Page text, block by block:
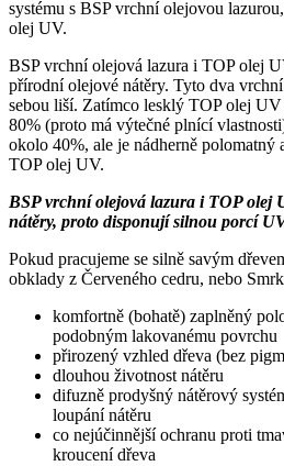
systému s BSP vrchní olejovou
olej UV.
BSP vrchní olejová lazura i TOP olej
přírodní olejové nátěry. Tyto dva
sebou liší. Zatímco lesklý TOP olej UV
80% (proto má výtečné plnící
okolo 40%, ale je nádherně polomatný
TOP olej UV.
BSP vrchní olejová lazura i TOP olej
nátěry, proto disponují silnou porcí
Pokud pracujeme se silně savým
obklady z Červeného cedru, nebo
komfortně (bohatě) zaplněný
podobným lakovanému povrchu
přirozený vzhled dřeva (bez
dlouhou životnost nátěru
difuzně prodyšný nátěrový
loupání nátěru
co nejúčinnější ochranu proti
kroucení dřeva